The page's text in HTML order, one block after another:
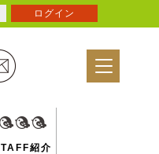
紹介
ログイン